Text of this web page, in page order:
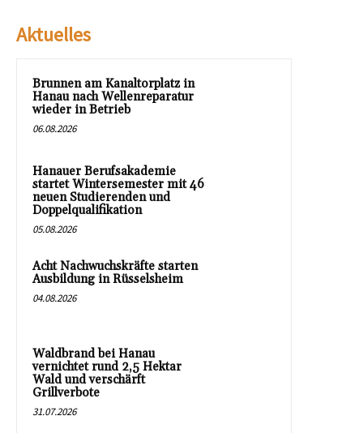
Aktuelles
Brunnen am Kanaltorplatz in
Hanau nach Wellenreparatur
wieder in Betrieb
06.08.2026
Hanauer Berufsakademie
startet Wintersemester mit 46
neuen Studierenden und
Doppelqualifikation
05.08.2026
Acht Nachwuchskräfte starten
Ausbildung in Rüsselsheim
04.08.2026
Waldbrand bei Hanau
vernichtet rund 2,5 Hektar
Wald und verschärft
Grillverbote
31.07.2026